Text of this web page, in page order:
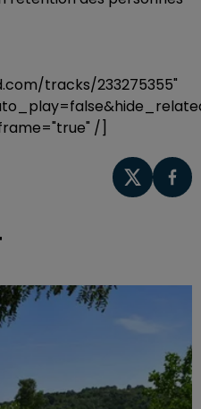
tracks/233275355"
/]